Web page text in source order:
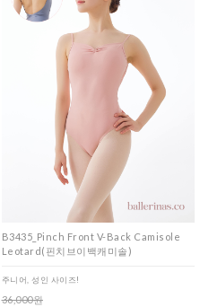
B3435_Pinch Front V-Back Camisole
Leotard(핀치브이백캐미솔)
주니어, 성인 사이즈!
36,000원